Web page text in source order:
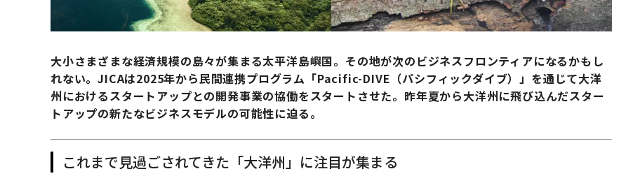
大小さまざまな経済規模の島々が集まる太平洋島嶼国。その地が次のビジネスフロンティアになるかもし
れない。JICAは2025年から民間連携プログラム「Pacific-DIVE（パシフィックダイブ）」を通じて大洋
州におけるスタートアップとの開発事業の協働をスタートさせた。昨年夏から大洋州に飛び込んだスター
トアップの新たなビジネスモデルの可能性に迫る。
これまで見過ごされてきた「大洋州」に注目が集まる